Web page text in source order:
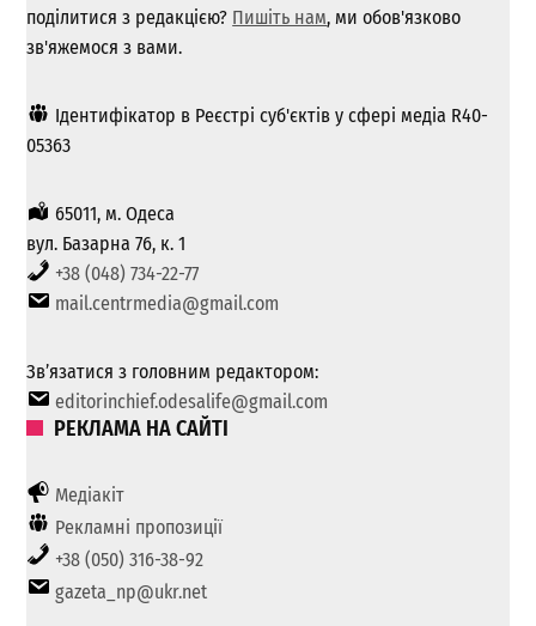
поділитися з редакцією? Пишіть нам, ми обов'язково
зв'яжемося з вами.
Ідентифікатор в Реєстрі суб'єктів у сфері медіа R40-
05363
65011, м. Одеса
вул. Базарна 76, к. 1
+38 (048) 734-22-77
mail.centrmedia@gmail.com
Зв’язатися з головним редактором:
editorinchief.odesalife@gmail.com
РЕКЛАМА НА САЙТІ
Медіакіт
Рекламні пропозиції
+38 (050) 316-38-92
gazeta_np@ukr.net